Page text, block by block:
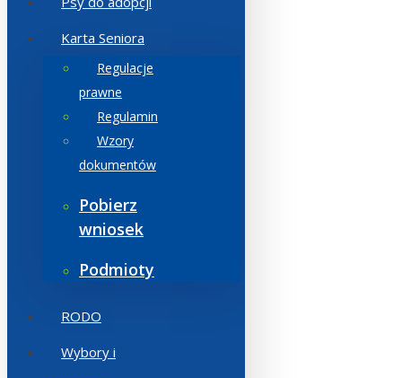
Karta Seniora
Regulacje
prawne
Regulamin
Wzory
dokumentów
Pobierz
wniosek
Podmioty
RODO
Wybory i